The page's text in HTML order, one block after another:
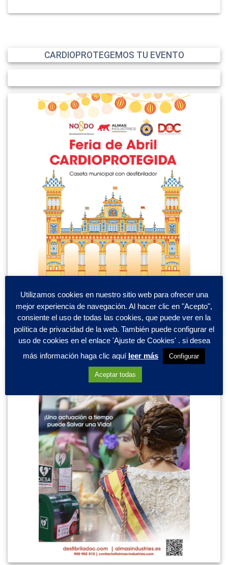
CARDIOPROTEGEMOS TU EVENTO
Utilizamos cookies en nuestro sitio web para ofrecer una
mejor experiencia de navegación. Al hacer clic en "Acepto",
consiente el uso de todas las cookies, que puede ver en la
política de privacidad de la web. También puede configurar el
uso de cookies en el enlace 'Ajuste de Cookies' . si desea
más información haga clic aquí leer más Configurar
Aceptar todas